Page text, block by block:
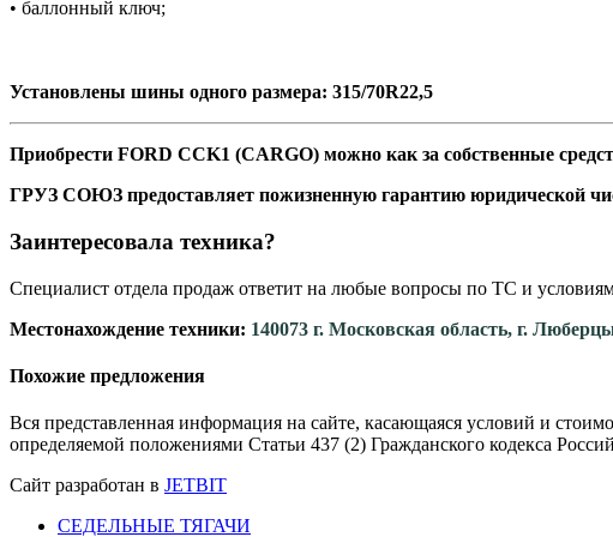
• баллонный ключ;
Установлены шины одного размера: 315/70R22,5
Приобрести FORD CCK1 (CARGO) можно как за собственные
ГРУЗ СОЮЗ предоставляет пожизненную гарантию юридической
Заинтересовала техника?
Специалист отдела продаж ответит на любые вопросы по ТС и
Местонахождение техники: 140073 г. Московская область, г.
Похожие предложения
Вся представленная информация на сайте, касающаяся условий и
определяемой положениями Статьи 437 (2) Гражданского кодекса
Сайт разработан в JETBIT
СЕДЕЛЬНЫЕ ТЯГАЧИ